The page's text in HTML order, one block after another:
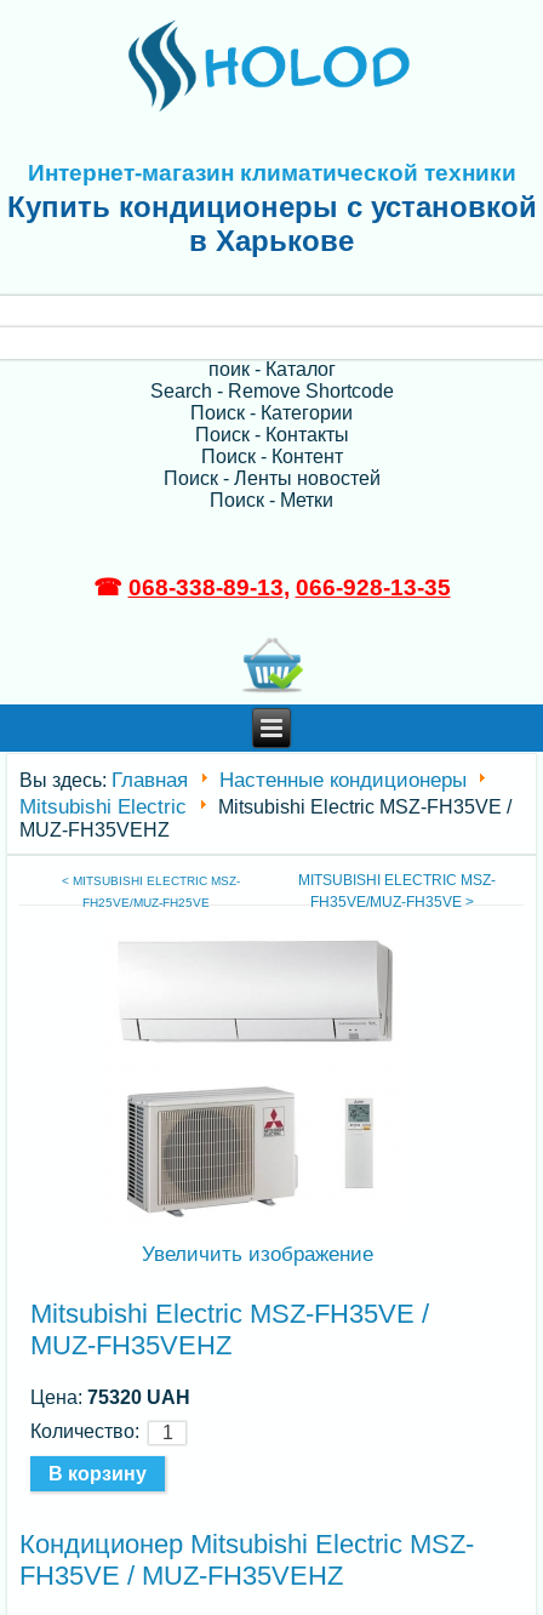
Интернет-магазин климатической техники
Купить кондиционеры с установкой
в Харькове
поик - Каталог
Search - Remove Shortcode
Поиск - Категории
Поиск - Контакты
Поиск - Контент
Поиск - Ленты новостей
Поиск - Метки
☎ 068-338-89-13, 066-928-13-35
Вы здесь: Главная
Настенные кондиционеры
Mitsubishi Electric
Mitsubishi Electric MSZ-FH35VE /
MUZ-FH35VEHZ
< MITSUBISHI ELECTRIC MSZ-
FH25VE/MUZ-FH25VE
MITSUBISHI ELECTRIC MSZ-
FH35VE/MUZ-FH35VE >
Увеличить изображение
Mitsubishi Electric MSZ-FH35VE /
MUZ-FH35VEHZ
Цена:75320 UAH
Количество:
Кондиционер Mitsubishi Electric MSZ-
FH35VE / MUZ-FH35VEHZ